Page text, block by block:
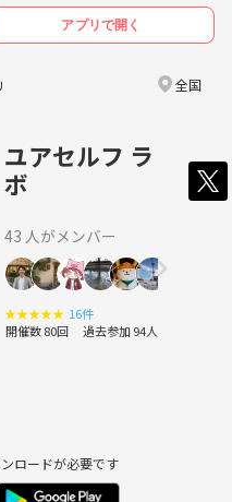
アプリで開く
全国
ユアセルフ ラ
ボ
43 人がメンバー
★★★★★ 16件
開催数 80回 過去参加 94人
ロードが必要です